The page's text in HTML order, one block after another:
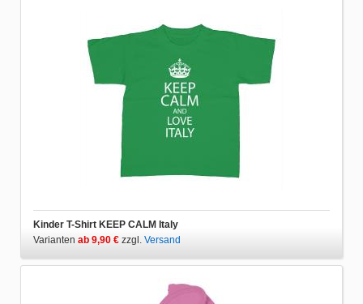
Kinder T-Shirt KEEP CALM Italy
Varianten ab 9,90 € zzgl. Versand